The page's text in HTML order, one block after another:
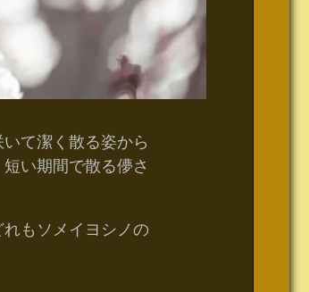
て潔く散る姿から
い期間で散る儚さ
もソメイヨシノの